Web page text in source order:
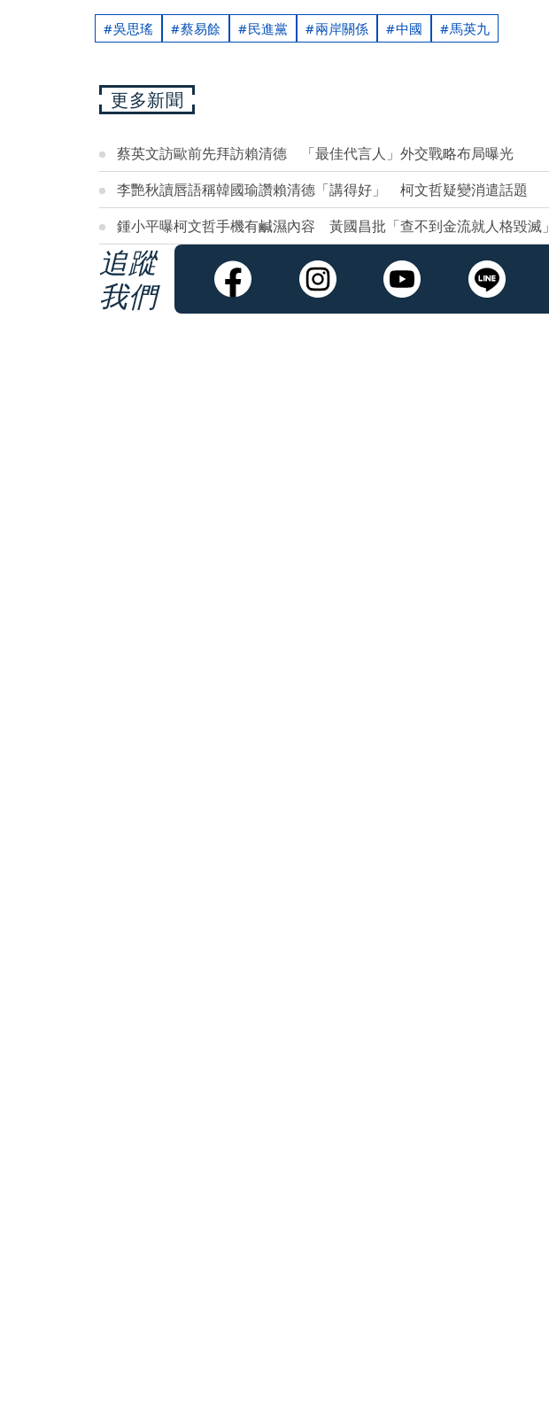
吳思瑤 蔡易餘 民進黨 兩岸關係 中國 馬英九
更多新聞
蔡英文訪歐前先拜訪賴清德 「最佳代言人」外交戰略布局曝光
李艷秋讀唇語稱韓國瑜讚賴清德「講得好」 柯文哲疑變消遣話題
鍾小平曝柯文哲手機有鹹濕內容 黃國昌批「查不到金流就人格毀滅」
追蹤
我們